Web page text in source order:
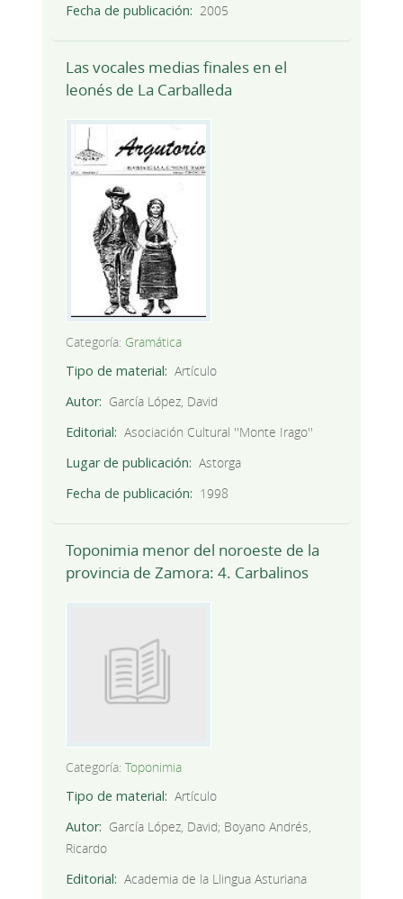
Fecha de publicación 2005
Las vocales medias finales en el
leonés de La Carballeda
Categoría: Gramática
Tipo de material
Artículo
Autor
García López, David
Editorial
Asociación Cultural ''Monte Irago''
Lugar de publicación
Astorga
Fecha de publicación
1998
Toponimia menor del noroeste de la
provincia de Zamora: 4. Carbalinos
Categoría: Toponimia
Tipo de material
Artículo
Autor
García López, David; Boyano Andrés,
Ricardo
Editorial
Academia de la Llingua Asturiana